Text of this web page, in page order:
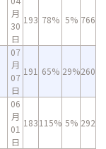
月
30
日
193 78% 5% 766
07
月
07
日
191 65% 29%260
06
月
01
日
183115% 5% 292